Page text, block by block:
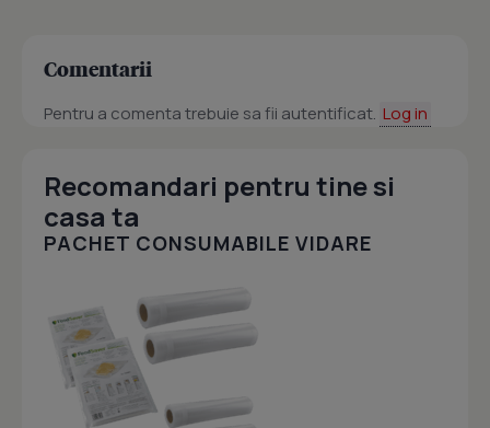
Comentarii
Pentru a comenta trebuie sa fii autentificat. Log in
Recomandari pentru tine si
casa ta
PACHET CONSUMABILE VIDARE